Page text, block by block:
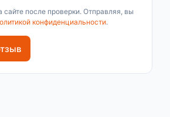
сайте после проверки. Отправляя, вы
конфиденциальности.